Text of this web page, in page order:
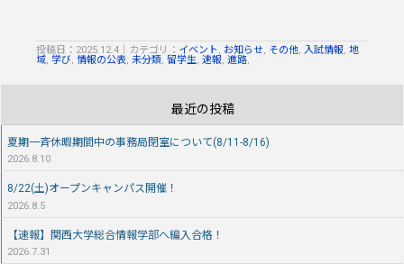
投稿日：2025.12.4 カテゴリ： イベント, お知らせ, その他, 入試情報, 地
域, 学び, 情報の公表, 未分類, 留学生, 速報, 進路,
最近の投稿
夏期一斉休暇期間中の事務局閉室について(8/11-8/16)
2026.8.10
8/22(土)オープンキャンパス開催！
2026.8.5
【速報】関西大学総合情報学部へ編入合格！
2026.7.31